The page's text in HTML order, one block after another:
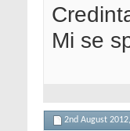
Mi se
2nd August 2012,